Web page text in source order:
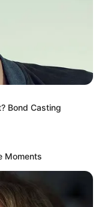
a Fidesznek
Bond Casting
Moments